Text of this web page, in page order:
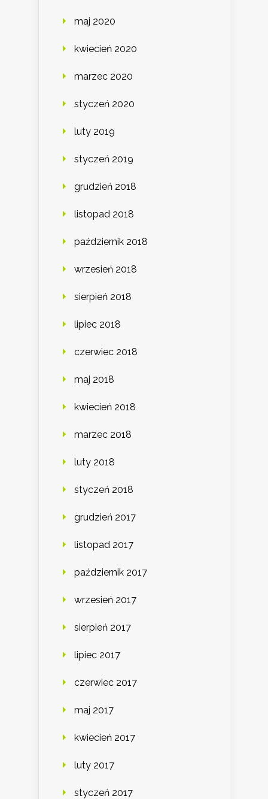
maj 2020
kwiecień 2020
marzec 2020
styczeń 2020
luty 2019
styczeń 2019
grudzień 2018
listopad 2018
październik 2018
wrzesień 2018
sierpień 2018
lipiec 2018
czerwiec 2018
maj 2018
kwiecień 2018
marzec 2018
luty 2018
styczeń 2018
grudzień 2017
listopad 2017
październik 2017
wrzesień 2017
sierpień 2017
lipiec 2017
czerwiec 2017
maj 2017
kwiecień 2017
luty 2017
styczeń 2017